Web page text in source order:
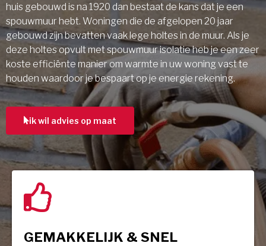
huis gebouwd is na 1920 dan bestaat de kans dat je een
spouwmuur hebt. Woningen die de afgelopen 20 jaar
gebouwd zijn bevatten vaak lege holtes in de muur. Als je
deze holtes opvult met spouwmuur isolatie heb je een zeer
koste efficiënte manier om warmte in uw woning vast te
houden waardoor je bespaart op je energie rekening.
ik wil advies op maat
GEMAKKELIJK & SNEL